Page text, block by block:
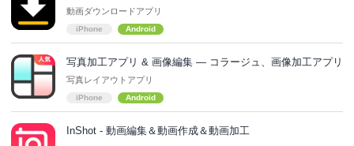
動画ダウンロードアプリ
iPhone Android
写真加工アプリ & 画像編集 — コラージュ、画像加工アプリ
写真レイアウトアプリ
iPhone Android
InShot - 動画編集＆動画作成＆動画加工